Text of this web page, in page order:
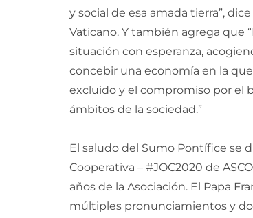
y social de esa amada tierra”,
Vaticano. Y también agrega que
situación con esperanza,
concebir una economía en la
excluido y el compromiso por el
ámbitos de la sociedad.”
El saludo del Sumo Pontífice se
Cooperativa – #JOC2020 de
años de la Asociación. El Papa
múltiples pronunciamientos y